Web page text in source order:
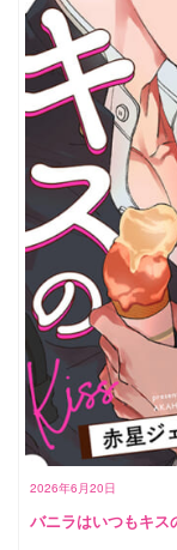
2026年6月20日
バニラはいつもキス